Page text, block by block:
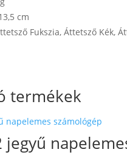
cm
Fukszia,Áttetsző Kék,
termékek
jegyű